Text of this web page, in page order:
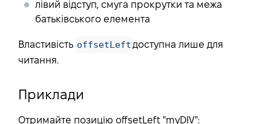
лівий відступ, смуга прокрутки та межа
батьківського елемента
Властивість offsetLeft доступна лише для
читання.
Приклади
Отримайте позицію offsetLeft "myDIV":